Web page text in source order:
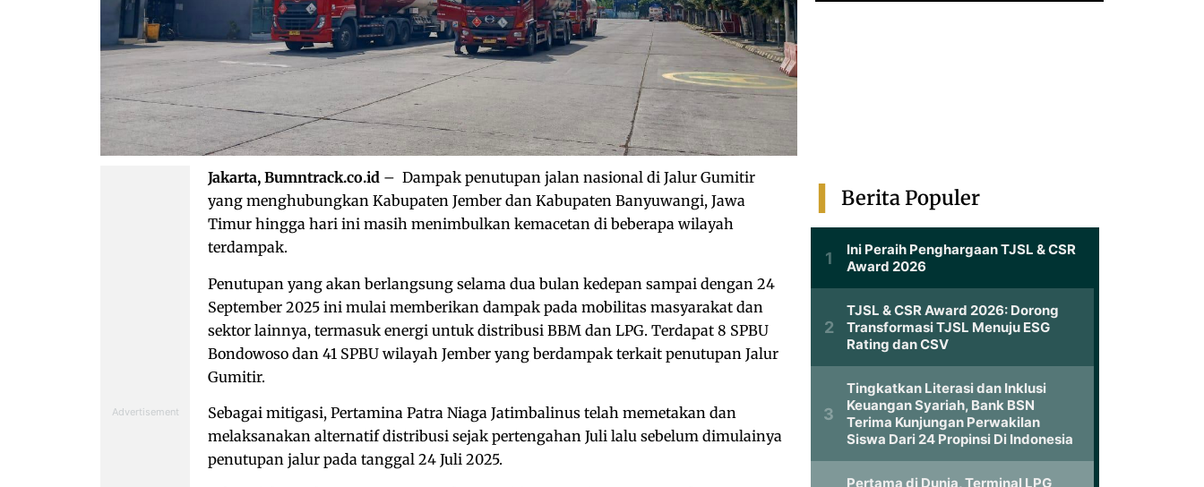
Jakarta, Bumntrack.co.id – Dampak penutupan jalan nasional di Jalur Gumitir
yang menghubungkan Kabupaten Jember dan Kabupaten Banyuwangi, Jawa
Timur hingga hari ini masih menimbulkan kemacetan di beberapa wilayah
terdampak.
Penutupan yang akan berlangsung selama dua bulan kedepan sampai dengan 24
September 2025 ini mulai memberikan dampak pada mobilitas masyarakat dan
sektor lainnya, termasuk energi untuk distribusi BBM dan LPG. Terdapat 8 SPBU
Bondowoso dan 41 SPBU wilayah Jember yang berdampak terkait penutupan Jalur
Gumitir.
Sebagai mitigasi, Pertamina Patra Niaga Jatimbalinus telah memetakan dan
melaksanakan alternatif distribusi sejak pertengahan Juli lalu sebelum dimulainya
penutupan jalur pada tanggal 24 Juli 2025.
Berita Populer